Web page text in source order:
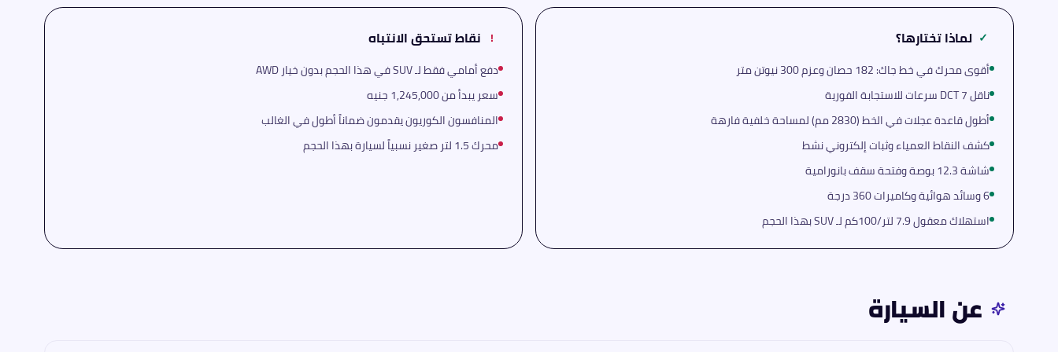
✓ لماذا تختارها؟
أقوى محرك في خط جاك: 182 حصان وعزم 300 نيوتن متر
ناقل DCT 7 سرعات للاستجابة الفورية
أطول قاعدة عجلات في الخط (2830 مم) لمساحة خلفية فارهة
كشف النقاط العمياء وثبات إلكتروني نشط
شاشة 12.3 بوصة وفتحة سقف بانورامية
6 وسائد هوائية وكاميرات 360 درجة
استهلاك معقول 7.9 لتر/100كم لـ SUV بهذا الحجم
! نقاط تستحق الانتباه
دفع أمامي فقط لـ SUV في هذا الحجم بدون خيار AWD
سعر يبدأ من 1,245,000 جنيه
المنافسون الكوريون يقدمون ضماناً أطول في الغالب
محرك 1.5 لتر صغير نسبياً لسيارة بهذا الحجم
عن السيارة